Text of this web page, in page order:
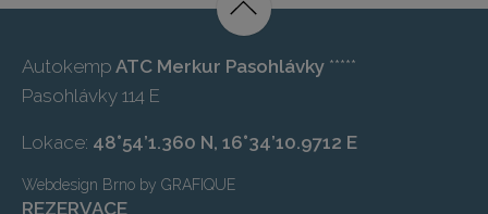
Autokemp ATC Merkur Pasohlávky *****
Pasohlávky 114 E
Lokace: 48°54’1.360 N, 16°34’10.9712 E
Webdesign Brno by GRAFIQUE
REZERVACE